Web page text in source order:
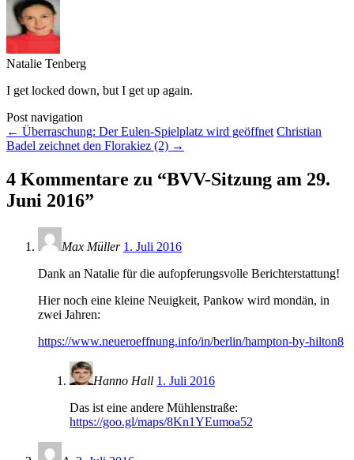
Natalie Tenberg
I get locked down, but I get up again.
Post navigation
← Überraschung: Der Eulen-Spielplatz wird geöffnet Christian
Badel zeichnet den Florakiez (2) →
4 Kommentare zu “BVV-Sitzung am 29.
Juni 2016”
Max Müller 1. Juli 2016
Dank an Natalie für die aufopferungsvolle Berichterstattung!
Hier noch eine kleine Neuigkeit, Pankow wird mondän, in
zwei Jahren:
https://www.neueroeffnung.info/in/berlin/hampton-by-hilton8
Hanno Hall 1. Juli 2016
Das ist eine andere Mühlenstraße:
https://goo.gl/maps/8Kn1YEumoa52